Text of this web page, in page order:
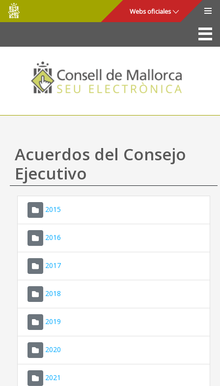
Saltar al contenido principal
Consell
de
Mallorca
Webs oficiales
La Sede
Consejo de Mallorca
Acceso y seguridad
Utilidades
Mapa web
Ayuda
Acuerdos del Consejo
Ejecutivo
2015
2016
2017
2018
2019
2020
2021